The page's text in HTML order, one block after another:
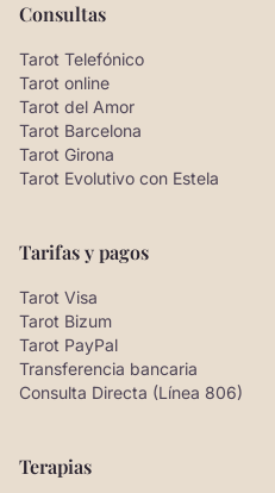
Consultas
Tarot Telefónico
Tarot online
Tarot del Amor
Tarot Barcelona
Tarot Girona
Tarot Evolutivo con Estela
Tarifas y pagos
Tarot Visa
Tarot Bizum
Tarot PayPal
Transferencia bancaria
Consulta Directa (Línea 806)
Terapias